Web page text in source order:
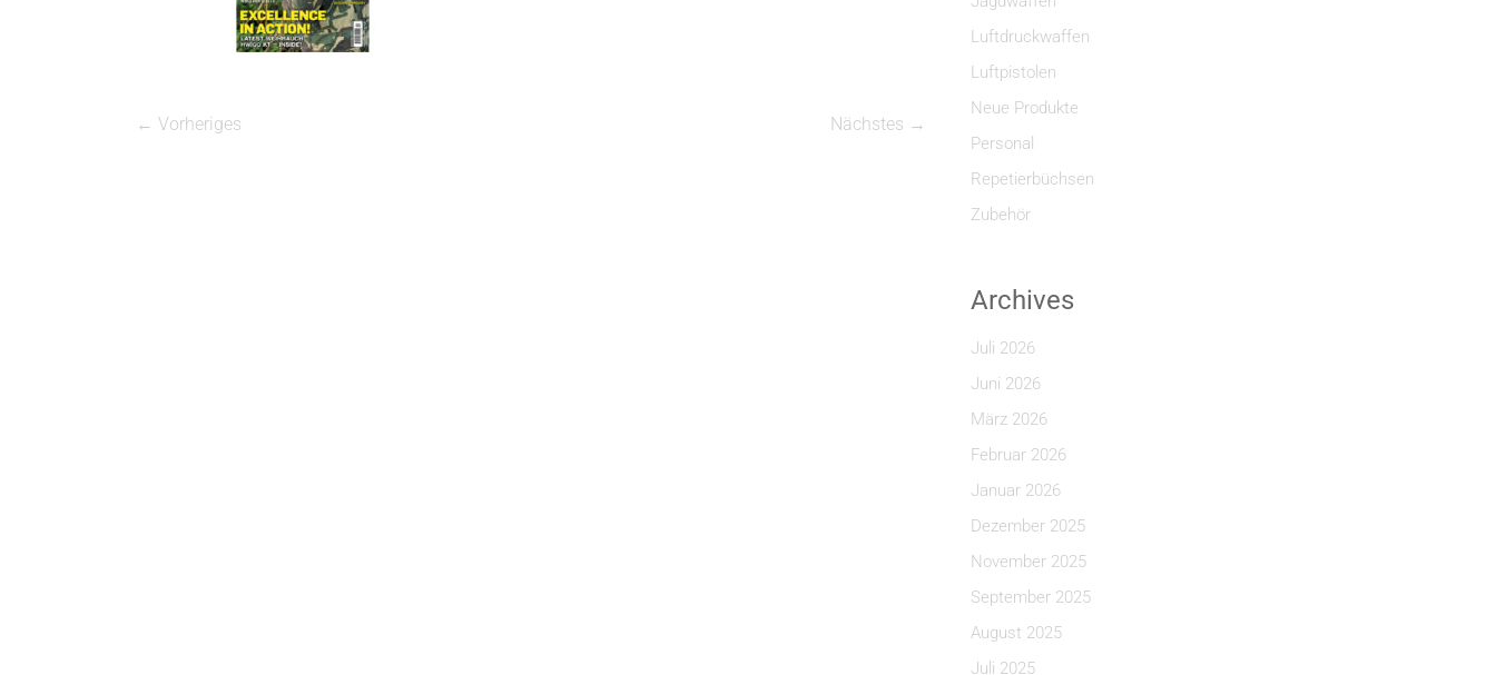
← Vorheriges Nächstes →
Luftdruckwaffen
Luftpistolen
Neue Produkte
Personal
Repetierbüchsen
Zubehör
Archives
Juli 2026
Juni 2026
März 2026
Februar 2026
Januar 2026
Dezember 2025
November 2025
September 2025
August 2025
Juli 2025